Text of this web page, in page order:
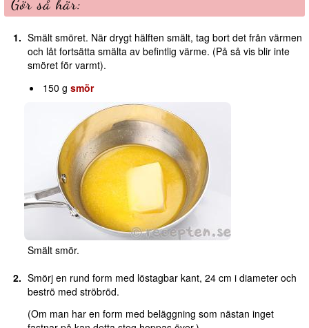
Gör så här:
Smält smöret. När drygt hälften smält, tag bort det från värmen
och låt fortsätta smälta av befintlig värme. (På så vis blir inte
smöret för varmt).
150 gsmör
Smält smör.
Smörj en rund form med löstagbar kant, 24 cm i diameter och
beströ med ströbröd.
(Om man har en form med beläggning som nästan inget